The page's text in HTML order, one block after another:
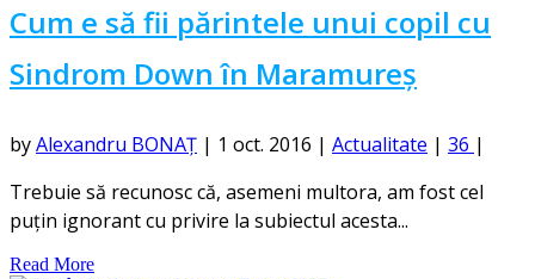
Cum e să fii părintele unui copil cu
Sindrom Down în Maramureș
byAlexandru BONAȚ | 1 oct. 2016 | Actualitate | 36 |
Trebuie să recunosc că, asemeni multora, am fost cel
puțin ignorant cu privire la subiectul acesta...
Read More